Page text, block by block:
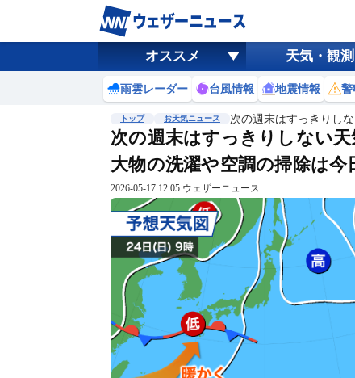
オススメ 天気・観測
雨雲レーダー 台風情報 地震情報 警
トップ お天気ニュース 次の週末はすっきりし
次の週末はすっきりしない天
大物の洗濯や空調の掃除は今
2026-05-17 12:05 ウェザーニュース